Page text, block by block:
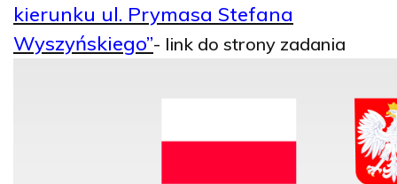
kierunku ul. Prymasa Stefana
Wyszyńskiego”- link do strony zadania